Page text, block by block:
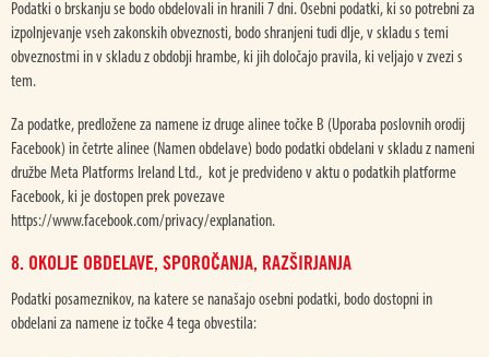
Podatki o brskanju se bodo obdelovali in hranili 7 dni. Osebni podatki, ki so potrebni za
izpolnjevanje vseh zakonskih obveznosti, bodo shranjeni tudi dlje, v skladu s temi
obveznostmi in v skladu z obdobji hrambe, ki jih določajo pravila, ki veljajo v zvezi s
tem.
Za podatke, predložene za namene iz druge alinee točke B (Uporaba poslovnih orodij
Facebook) in četrte alinee (Namen obdelave) bodo podatki obdelani v skladu z nameni
družbe Meta Platforms Ireland Ltd., kot je predvideno v aktu o podatkih platforme
Facebook, ki je dostopen prek povezave
https://www.facebook.com/privacy/explanation.
8. OKOLJE OBDELAVE, SPOROČANJA, RAZŠIRJANJA
Podatki posameznikov, na katere se nanašajo osebni podatki, bodo dostopni in
obdelani za namene iz točke 4 tega obvestila: